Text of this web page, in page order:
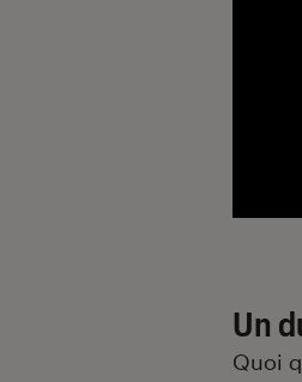
Un
Quoi